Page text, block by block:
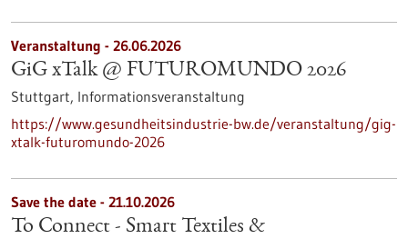
Veranstaltung - 26.06.2026
GiG xTalk @ FUTUROMUNDO 2026
Stuttgart, Informationsveranstaltung
https://www.gesundheitsindustrie-bw.de/veranstaltung/gig-
xtalk-futuromundo-2026
Save the date - 21.10.2026
To Connect - Smart Textiles &